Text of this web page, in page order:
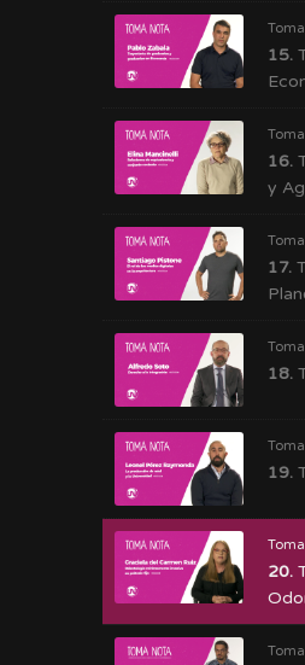
15.
16.
y
17.
18.
19.
20.